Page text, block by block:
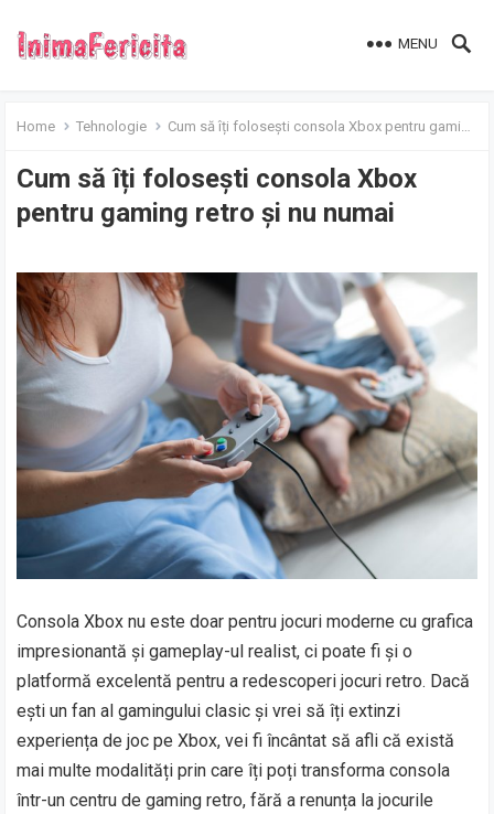
MENU
Home Tehnologie Cum să îți folosești consola Xbox pentru gaming retro și nu numai
Cum să îți folosești consola Xbox
pentru gaming retro și nu numai
Consola Xbox nu este doar pentru jocuri moderne cu grafica
impresionantă și gameplay-ul realist, ci poate fi și o
platformă excelentă pentru a redescoperi jocuri retro. Dacă
ești un fan al gamingului clasic și vrei să îți extinzi
experiența de joc pe Xbox, vei fi încântat să afli că există
mai multe modalități prin care îți poți transforma consola
într-un centru de gaming retro, fără a renunța la jocurile